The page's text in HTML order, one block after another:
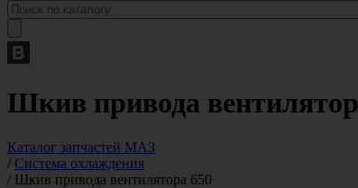
Шкив привода
Каталог запчастей МАЗ
/ Система охлаждения
/ Шкив привода вентилятора 650